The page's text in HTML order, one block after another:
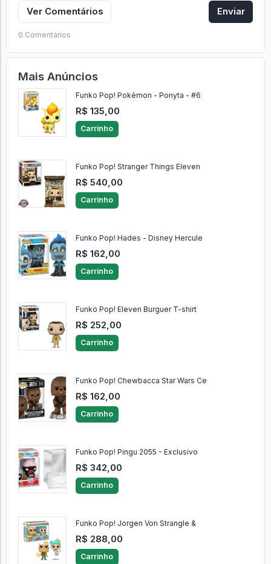
Ver Comentários Enviar
0 Comentários
Mais Anúncios
Funko Pop! Pokémon - Ponyta - #6
R$ 135,00
Carrinho
Funko Pop! Stranger Things Eleven
R$ 540,00
Carrinho
Funko Pop! Hades - Disney Hercule
R$ 162,00
Carrinho
Funko Pop! Eleven Burguer T-shirt
R$ 252,00
Carrinho
Funko Pop! Chewbacca Star Wars Ce
R$ 162,00
Carrinho
Funko Pop! Pingu 2055 - Exclusivo
R$ 342,00
Carrinho
Funko Pop! Jorgen Von Strangle &
R$ 288,00
Carrinho